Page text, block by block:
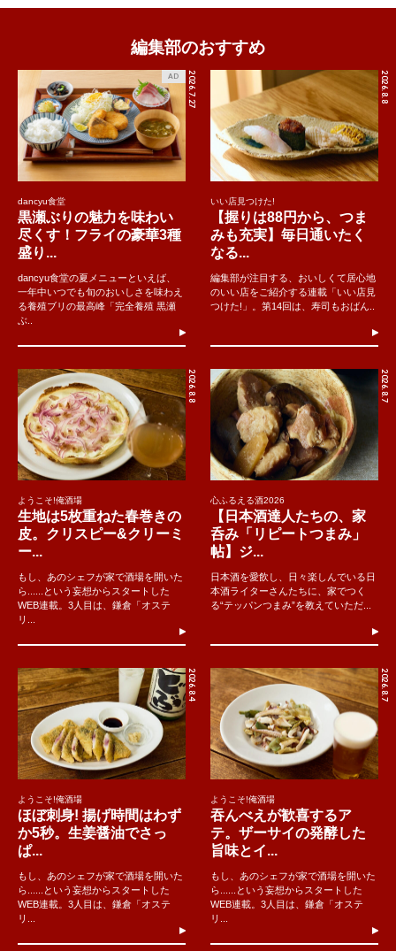
編集部のおすすめ
2026.7.27
AD
dancyu食堂
黒瀬ぶりの魅力を味わい
尽くす！フライの豪華3種
盛り...
dancyu食堂の夏メニューといえば、
一年中いつでも旬のおいしさを味わえ
る養殖ブリの最高峰「完全養殖 黒瀬
ぶ..
2026.8.8
いい店見つけた!
【握りは88円から、つま
みも充実】毎日通いたく
なる...
編集部が注目する、おいしくて居心地
のいい店をご紹介する連載「いい店見
つけた!」。第14回は、寿司もおばん..
2026.8.8
ようこそ!俺酒場
生地は5枚重ねた春巻きの
皮。クリスピー&クリーミ
ー...
もし、あのシェフが家で酒場を開いた
ら......という妄想からスタートした
WEB連載。3人目は、鎌倉「オステ
リ...
2026.8.7
心ふるえる酒2026
【日本酒達人たちの、家
呑み「リピートつまみ」
帖】ジ...
日本酒を愛飲し、日々楽しんでいる日
本酒ライターさんたちに、家でつく
る“テッパンつまみ”を教えていただ...
2026.8.4
ようこそ!俺酒場
ほぼ刺身! 揚げ時間はわず
か5秒。生姜醤油でさっ
ぱ...
もし、あのシェフが家で酒場を開いた
ら......という妄想からスタートした
WEB連載。3人目は、鎌倉「オステ
リ...
2026.8.7
ようこそ!俺酒場
吞んべえが歓喜するア
テ。ザーサイの発酵した
旨味とイ...
もし、あのシェフが家で酒場を開いた
ら......という妄想からスタートした
WEB連載。3人目は、鎌倉「オステ
リ...